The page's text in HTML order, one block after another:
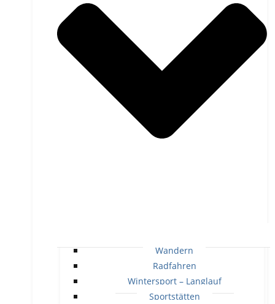
Wandern
Radfahren
Wintersport – Langlauf
Sportstätten